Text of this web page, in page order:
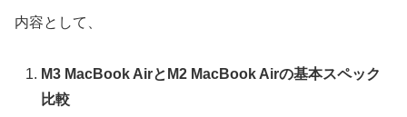
内容として、
M3 MacBook AirとM2 MacBook Airの基本スペック
比較